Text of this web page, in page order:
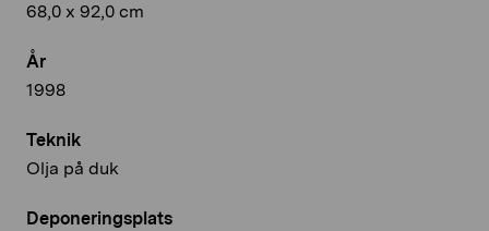
68,0 x 92,0 cm
År
1998
Teknik
Olja på duk
Deponeringsplats